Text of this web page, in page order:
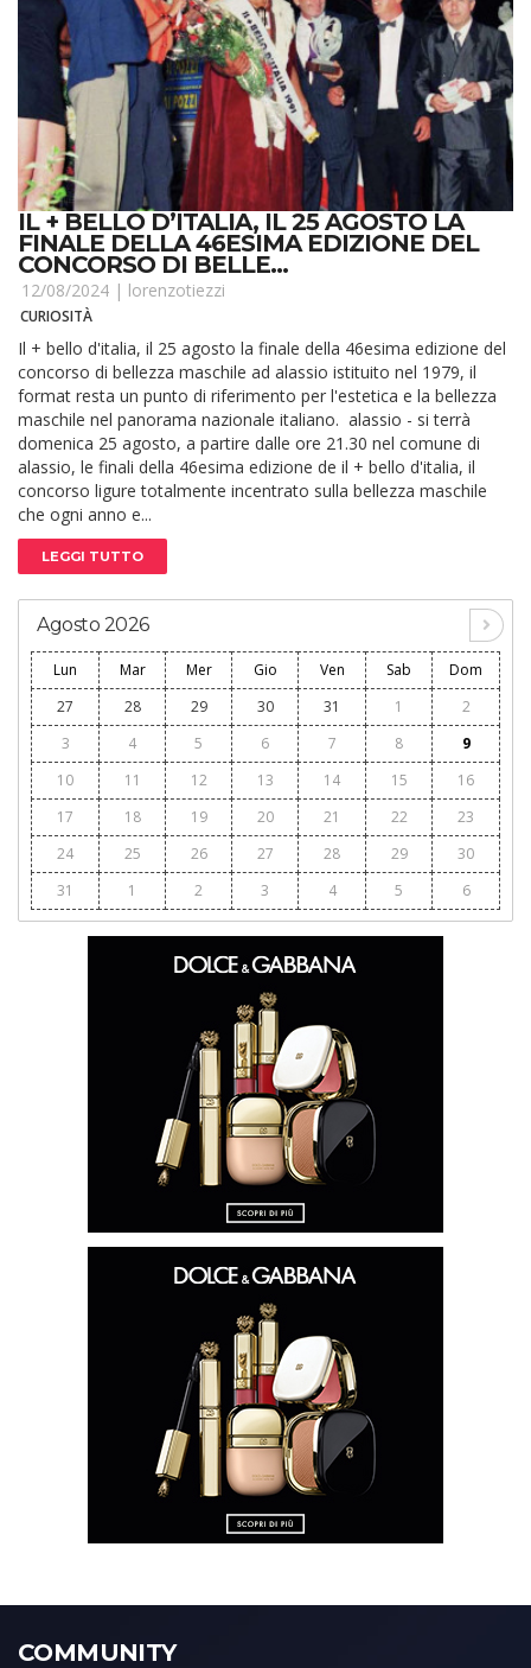
IL + BELLO D’ITALIA, IL 25 AGOSTO LA
FINALE DELLA 46ESIMA EDIZIONE DEL
CONCORSO DI BELLE...
12/08/2024 | lorenzotiezzi
CURIOSITÀ
Il + bello d'italia, il 25 agosto la finale della 46esima edizione del
concorso di bellezza maschile ad alassio istituito nel 1979, il
format resta un punto di riferimento per l'estetica e la bellezza
maschile nel panorama nazionale italiano. alassio - si terrà
domenica 25 agosto, a partire dalle ore 21.30 nel comune di
alassio, le finali della 46esima edizione de il + bello d'italia, il
concorso ligure totalmente incentrato sulla bellezza maschile
che ogni anno e...
LEGGI TUTTO
Agosto 2026
Lun Mar Mer Gio Ven Sab
Dom
27
28 29 30 31 1
2
3
4 5 6 7 8
9
10
11 12 13 14 15
16
17
18 19 20 21 22
23
24
25 26 27 28 29
30
31
1 2 3 4 5 6
COMMUNITY